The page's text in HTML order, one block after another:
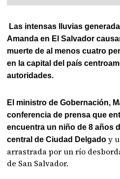
Las intensas lluvias
Amanda en El Salvador
muerte de al menos cuatro
en la capital del país
autoridades.
El ministro de Gobernación,
conferencia de prensa que
encuentra un niño de 8 años
central de Ciudad Delgado y
arrastrada por un río
de San Salvador.